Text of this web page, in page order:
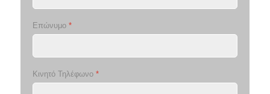
Επώνυμο *
Κινητό Τηλέφωνο *